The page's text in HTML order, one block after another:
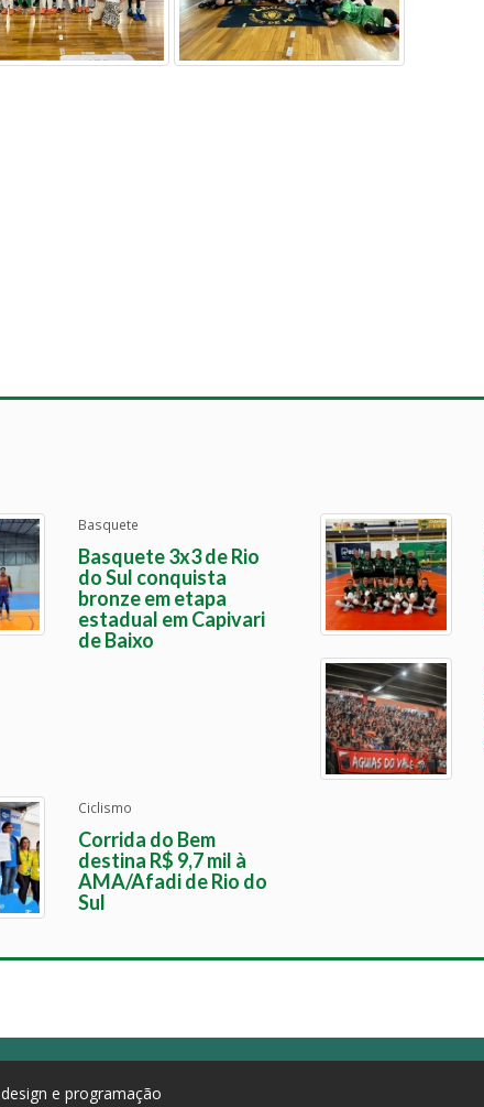
Basquete
Basquete 3x3 de Rio
do Sul conquista
bronze em etapa
estadual em Capivari
de Baixo
Ciclismo
Corrida do Bem
destina R$ 9,7 mil à
AMA/Afadi de Rio do
Sul
design e programação